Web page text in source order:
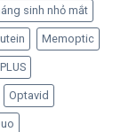
sinh nhỏ mắt
Memoptic
Optavid